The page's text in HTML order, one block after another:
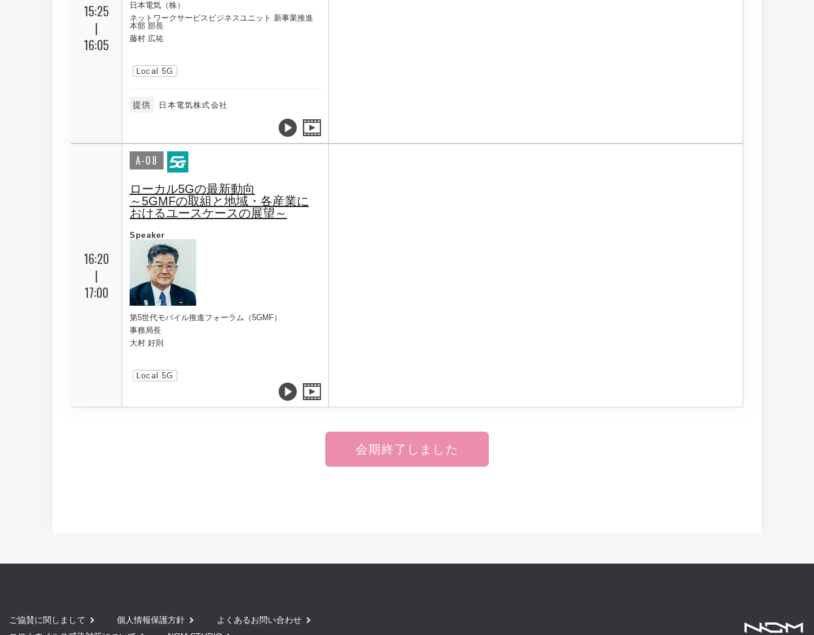
15:25
|
16:05
日本電気（株）
ネットワークサービスビジネスユニット 新事業推進
本部 部長
藤村 広祐
Local 5G
提供 日本電気株式会社
16:20
|
17:00
A-08
ローカル5Gの最新動向
～5GMFの取組と地域・各産業に
おけるユースケースの展望～
Speaker
第5世代モバイル推進フォーラム（5GMF）
事務局長
大村 好則
Local 5G
会期終了しました
ご協賛に関しまして 個人情報保護方針
よくあるお問い合わせ